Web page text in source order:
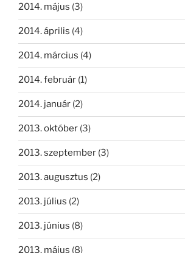
2014. május (3)
2014. április (4)
2014. március (4)
2014. február (1)
2014. január (2)
2013. október (3)
2013. szeptember (3)
2013. augusztus (2)
2013. július (2)
2013. június (8)
2013. május (8)